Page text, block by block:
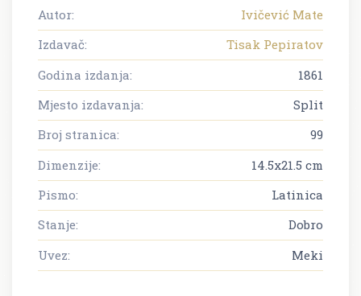
Autor:
Ivičević Mate
Izdavač:
Tisak Pepiratov
Godina izdanja:
1861
Mjesto izdavanja:
Split
Broj stranica:
99
Dimenzije:
14.5x21.5 cm
Pismo:
Latinica
Stanje:
Dobro
Uvez:
Meki